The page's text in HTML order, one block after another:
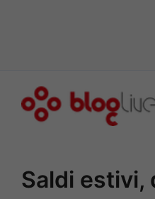
Saldi estivi,